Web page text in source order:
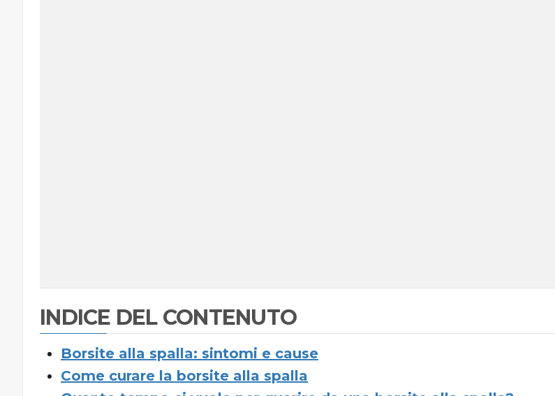
INDICE DEL CONTENUTO
Borsite alla spalla: sintomi e cause
Come curare la borsite alla spalla